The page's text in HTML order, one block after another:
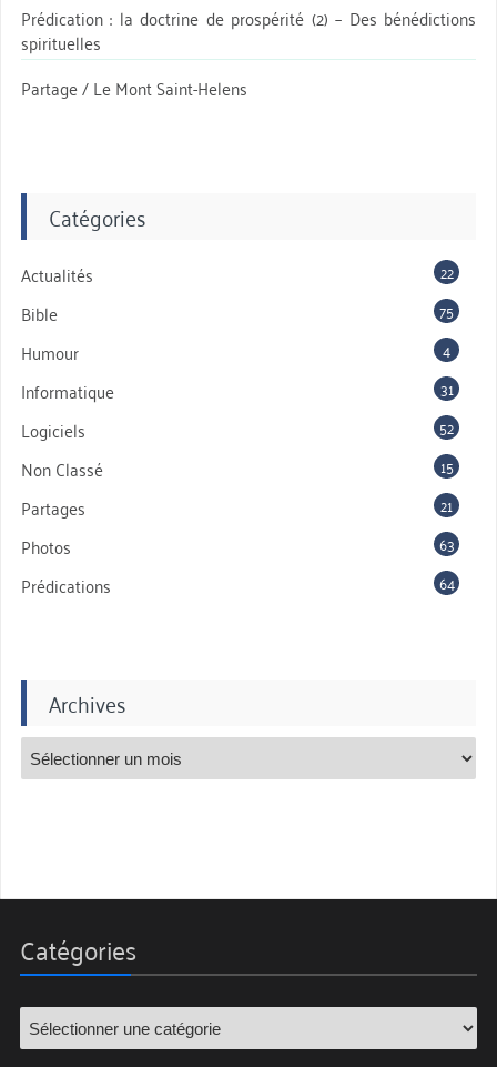
Prédication : la doctrine de prospérité (2) – Des bénédictions
spirituelles
Partage / Le Mont Saint-Helens
Catégories
Actualités 22
Bible 75
Humour 4
Informatique 31
Logiciels 52
Non Classé 15
Partages 21
Photos 63
Prédications 64
Archives
Catégories